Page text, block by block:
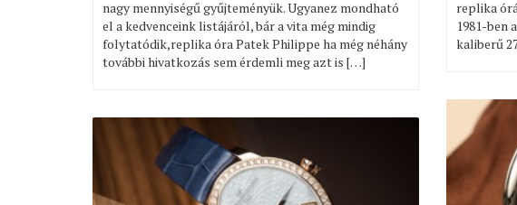
replika
1981-ben
kaliberű
nagy mennyiségű gyűjteményük. Ugyanez mondható
el a kedvenceink listájáról, bár a vita még mindig
folytatódik,replika óra Patek Philippe ha még néhány
további hivatkozás sem érdemli meg azt is […]